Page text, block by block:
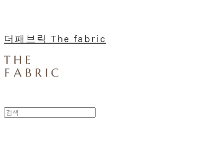
더패브릭 The fabric